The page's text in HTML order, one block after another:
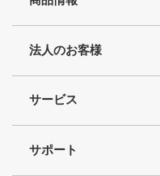
法人のお客様
サービス
サポート